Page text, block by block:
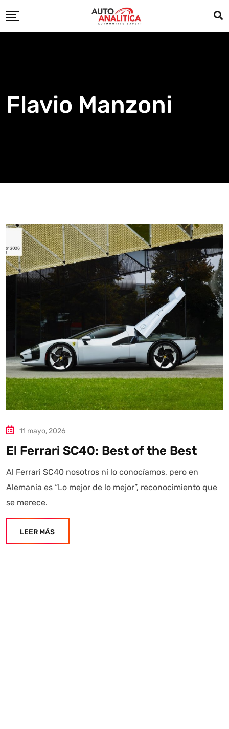
to
Flavio Manzoni
11 mayo, 2026
El Ferrari SC40: Best of the Best
Al Ferrari SC40 nosotros ni lo conocíamos, pero en
Alemania es “Lo mejor de lo mejor”, reconocimiento que
se merece.
LEER MÁS
Autoanalítica IA Agente Inteligente
Estoy aquí para encontrar lo que necesitas. ¿Qué estás
buscando? "Este asistente con IA (OpenAI) ofrece
información referencial que puede contener errores.
Asistente con IA en desarrollo. Autoanalítica optimiza
diariamente su exactitud."